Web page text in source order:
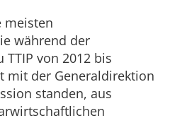
meisten
während der
von 2012 bis
mit der Generaldirektion
standen, aus